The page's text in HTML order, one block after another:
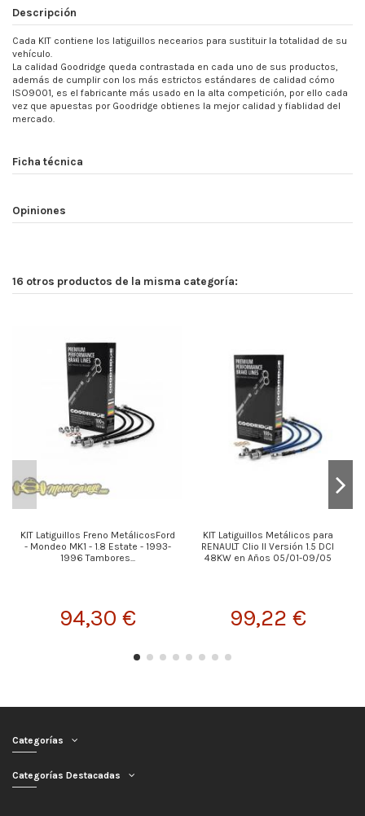
Descripción
Cada KIT contiene los latiguillos necearios para sustituir la totalidad de su
vehículo.
La calidad Goodridge queda contrastada en cada uno de sus productos,
además de cumplir con los más estrictos estándares de calidad cómo
ISO9001, es el fabricante más usado en la alta competición, por ello cada
vez que apuestas por Goodridge obtienes la mejor calidad y fiablidad del
mercado.
Ficha técnica
Opiniones
16 otros productos de la misma categoría:
KIT Latiguillos Freno MetálicosFord
- Mondeo MK1 - 1.8 Estate - 1993-
1996 Tambores...
94,30 €
KIT Latiguillos Metálicos para
RENAULT Clio II Versión 1.5 DCI
48KW en Años 05/01-09/05
99,22 €
Categorías
Categorías Destacadas